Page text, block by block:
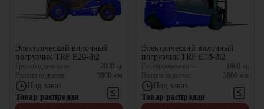
Электрический вилочный
погрузчик TRF E20-3i2
Грузоподъемность: 2000 кг
Высота подъема:
3000 мм
Под заказ
Товар распродан
Электрический вилочный
погрузчик TRF E18-3i2
Грузоподъемность: 1800 кг
Высота подъема:
3000 мм
Под заказ
Товар распродан